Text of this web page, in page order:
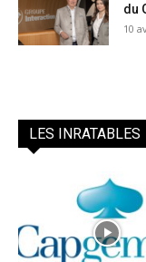
du
10
LES INRATABLES